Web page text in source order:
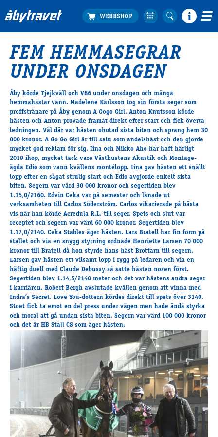
Köp biljett
Travprogrammet
Bra att veta
Restauranger
Catering by Lyon
Hotell nära oss
Nybörjar­guide
Presentkort
Tävlingsdagar
FAQ
Travkonferens
Exponering & värdskap
Aktiviteter
Hört och hänt
Tävling
Tävlingsserier
Träning och provlopp
Månadens hästägare 2026
Månadens B-tränare 2026
Euro Classic Trot
Åby Stora Pris 2026
Supertorsdag för företag
FEM HEMMASEGRAR
UNDER ONSDAGEN
Åby körde Tjejkväll och V86 under onsdagen och många
hemmahästar vann. Madelene Karlsson tog sin första seger som
proffstränare på Åby genom A Gogo Girl. Anton Knutsson körde
hästen och Anton provade framåt direkt efter start och fick överta
ledningen. Väl där var hästen ohotad sista biten och sprang hem 30
000 kronor. A Go Go Girl är till salu som andelshäst och den gjorde
mycket god reklam för sig. Iina och Mikko Aho har haft härligt
2019 ihop, mycket tack vare Västkustens Akustik och Montage-
ägda Edio som vann kvällens montélopp. Iina gav hästen ett snällt
lopp efter en sågat strulig start och Edio avgjorde enkelt sista
biten. Segern var värd 30 000 kronor och segertiden blev
1.15,0/2160. Edvin Ceka var på semester och lånade ut
verksamheten till Carlos Söderström. Carlos vikarierade på bästa
vis när han körde Acredula R.L. till seger. Spets och slut var
receptet och segern var värd 60 000 kronor. Segertiden blev
1.17,0/2140. Ceka Stables äger hästen. Lars Bratell har fin form på
stallet och via en snygg styrning ordnade Henriette Larsen 70 000
kronor till Bratell då hon styrde hans häst Brottarn till segern.
Larsen gav hästen ett vilsamt lopp i rygg på ledaren och via en
häftig duell med Claude Debussy så satte hästen nosen först.
Segertiden blev 1.14,5/2140 meter och det var hästens andra seger
i karriären. Robert Bergh avslutade kvällen genom att vinna med
Indra’s Secret. Love You-dottern kördes direkt till spets över 3140.
Stoet fick ta emot en del press under vägen men hade ändå styrka
och moral att gå undan sista biten. Segern var värd 100 000 kronor
och det är HB Stall CS som äger hästen.